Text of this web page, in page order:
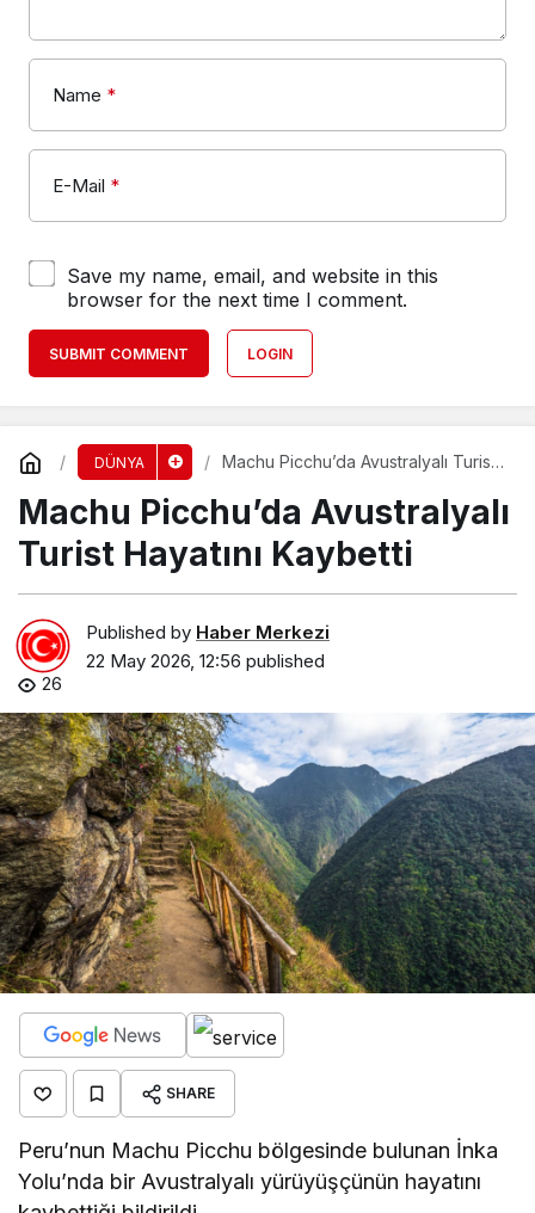
Name *
E-Mail *
Save my name, email, and website in this
browser for the next time I comment.
SUBMIT COMMENT LOGIN
DÜNYA
Machu Picchu’da Avustralyalı Turist
Machu Picchu’da Avustralyalı
Turist Hayatını Kaybetti
Published by Haber Merkezi
22 May 2026, 12:56 published
26
SHARE
Peru’nun Machu Picchu bölgesinde bulunan İnka
Yolu’nda bir Avustralyalı yürüyüşçünün hayatını